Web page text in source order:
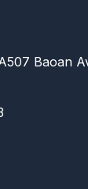
Baoan